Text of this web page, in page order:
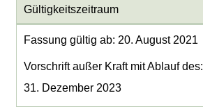
Gültigkeitszeitraum
Fassung gültig ab: 20. August 2021
Vorschrift außer Kraft mit Ablauf des:
31. Dezember 2023